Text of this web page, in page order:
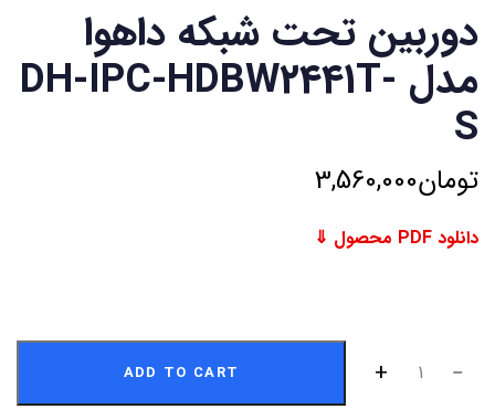
دوربین تحت شبکه داهوا
مدل DH-IPC-HDBW2441T-
S
تومان3,560,000
دانلود PDF محصول ⇓
ADD TO CART